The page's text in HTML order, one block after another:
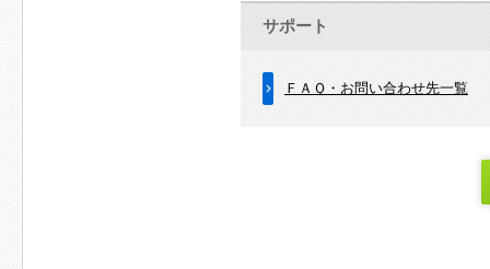
サポート
ＦＡＱ・お問い合わせ先一覧